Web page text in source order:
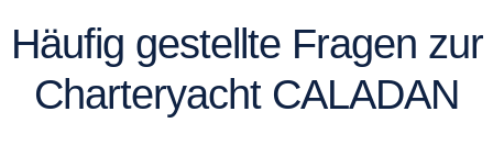
Häufig gestellte Fragen zur
Charteryacht CALADAN